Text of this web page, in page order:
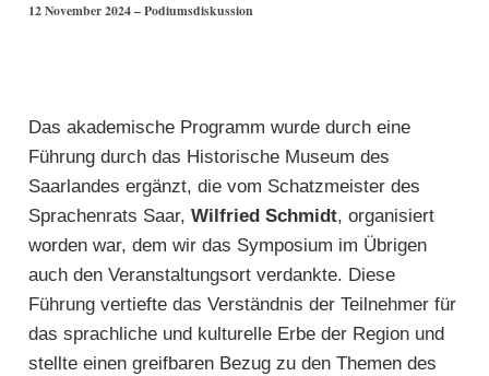
12 November 2024 – Podiumsdiskussion
Das akademische Programm wurde durch eine
Führung durch das Historische Museum des
Saarlandes ergänzt, die vom Schatzmeister des
Sprachenrats Saar, Wilfried Schmidt, organisiert
worden war, dem wir das Symposium im Übrigen
auch den Veranstaltungsort verdankte. Diese
Führung vertiefte das Verständnis der Teilnehmer für
das sprachliche und kulturelle Erbe der Region und
stellte einen greifbaren Bezug zu den Themen des